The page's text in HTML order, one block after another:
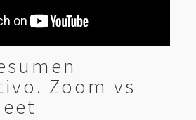
Zoom vs